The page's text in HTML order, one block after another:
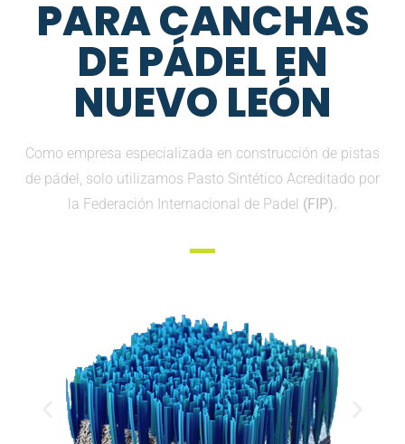
PARA CANCHAS
DE PÁDEL EN
NUEVO LEÓN
Como empresa especializada en construcción de pistas
de pádel, solo utilizamos Pasto Sintético Acreditado por
la Federación Internacional de Padel (FIP).